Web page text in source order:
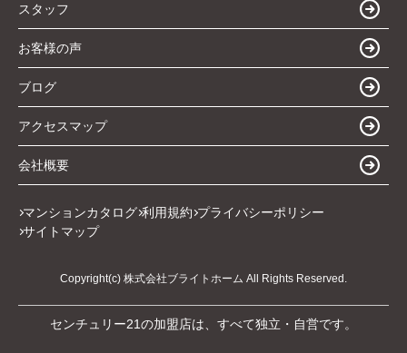
スタッフ
お客様の声
ブログ
アクセスマップ
会社概要
マンションカタログ 利用規約 プライバシーポリシー
サイトマップ
Copyright(c) 株式会社ブライトホーム All Rights Reserved.
センチュリー21の加盟店は、すべて独立・自営です。